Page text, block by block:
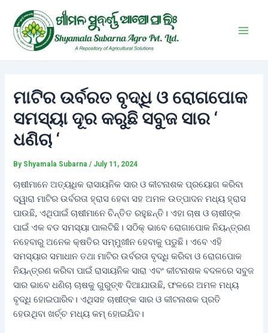
content
ମାଟିର ଉର୍ବରତ ବୃଦ୍ଧି ଓ ରୋଗପୋକ
ସମସ୍ୟା ଦୂର କରୁଛି ସବୁଜ ସାର ‘
ଧଣିଚା ‘
By Shyamala Subarna/ July 11, 2024
ଚାଷୀମାନେ ଅତ୍ୟଧିକ ରାସାୟନିକ ସାର ଓ କୀଟନାଶକ ପ୍ରୟୋଗ କରିବା
ଦ୍ୱାରା ମାଟିର ଉର୍ବରତା ହ୍ରାସ ହେବା ସହ ଅମଳ ଉତ୍ପାଦନ ମଧ୍ୟ ହ୍ରାସ
ପାଉଛି, ଏଥିପାଇଁ ଚାଷୀମାନେ ଚିନ୍ତିତ ରହୁଛନ୍ତି। ଏହା ଚାଷ ଓ ଚାଷୀଙ୍କ
ପାଇଁ ଏକ ବଡ ସମସ୍ୟା ପାଲଟିଛି। ସଠିକ୍ ଭାବେ ରୋଗାପୋକ ନିୟନ୍ତ୍ରଣ
ନହେବାରୁ ଅନେକ କ୍ଷତିର ସମ୍ମୁଖୀନ ହେବାକୁ ପଡୁଛି। ଏବେ ଏହି
ସମସ୍ୟାର ସମାଧାନ ତଥା ମାଟିର ଉର୍ବରତା ବୃଦ୍ଧି କରିବା ଓ ରୋଗପୋକ
ନିୟନ୍ତ୍ରଣ କରିବା ପାଇଁ ରାସାୟନିକ ସାରା ଏବଂ କୀଟନାଶକ ବଦଳରେ ସବୁଜ
ସାର ଭାବେ ଧଣିଚା ଚାଷକୁ ଗୁରୁତ୍ଵ ଦିଆଯାଉଛି, ଫଳରେ ଅମଳ ମଧ୍ୟ
ବୃଦ୍ଧି ହୋଇପାରିବ। ଏଥିସହ ଚାଷୀଙ୍କ ସାର ଓ କୀଟନାଶକ ପ୍ରତି
ହେଉଥିବା ଖର୍ଚ୍ଚ ମଧ୍ୟ କମ୍ ହୋଇଯିବ।
navigation